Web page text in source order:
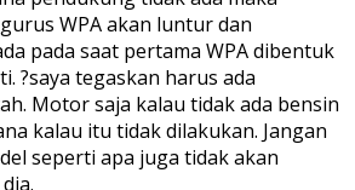
WPA akan luntur dan
pada saat pertama WPA dibentuk
?saya tegaskan harus ada
Motor saja kalau tidak ada bensin
kalau itu tidak dilakukan. Jangan
seperti apa juga tidak akan